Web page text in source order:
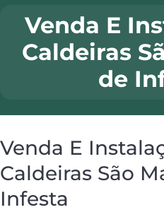
Venda E
Caldeiras
de
Venda E
Caldeiras São
Infesta